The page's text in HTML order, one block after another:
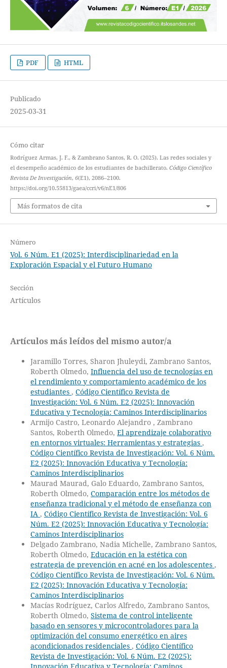
PDF HTML
Publicado
2025-03-31
Cómo citar
Rodríguez Armas, J. F., & Zambrano Santos, R. O. (2025). Las redes sociales y
el desempeño académico de los estudiantes de bachillerato. Código Científico
Revista De Investigación, 6(E1), 2086–2100.
https://doi.org/10.55813/gaea/ccri/v6/nE1/806
Más formatos de cita
Número
Vol. 6 Núm. E1 (2025): Interdisciplinariedad en la
Exploración Espacial y el Futuro Humano
Sección
Artículos
Artículos más leídos del mismo autor/a
Jaramillo Torres, Sharon Jhuleydi, Zambrano Santos,
Roberth Olmedo, Influencia del uso de tecnologías en
el rendimiento y comportamiento académico de los
estudiantes , Código Científico Revista de
Investigación: Vol. 6 Núm. E2 (2025): Innovación
Educativa y Tecnología: Caminos Interdisciplinarios
Armijo Castro, Leonardo Alejandro , Zambrano
Santos, Roberth Olmedo, El aprendizaje colaborativo
en entornos virtuales: Herramientas y estrategias ,
Código Científico Revista de Investigación: Vol. 6 Núm.
E2 (2025): Innovación Educativa y Tecnología:
Caminos Interdisciplinarios
Maurad Maurad, Galo Eduardo, Zambrano Santos,
Roberth Olmedo, Comparación entre los métodos de
enseñanza tradicional y el método de enseñanza con
IA , Código Científico Revista de Investigación: Vol. 6
Núm. E2 (2025): Innovación Educativa y Tecnología:
Caminos Interdisciplinarios
Delgado Zambrano, Nadia Michelle, Zambrano Santos,
Roberth Olmedo, Educación en la estética con
estrategia de prevención en acné en los adolescentes ,
Código Científico Revista de Investigación: Vol. 6 Núm.
E2 (2025): Innovación Educativa y Tecnología:
Caminos Interdisciplinarios
Macías Rodríguez, Carlos Alfredo, Zambrano Santos,
Roberth Olmedo, Sistema de control inteligente
basado en sensores y microcontroladores para la
optimización del consumo energético en aires
acondicionados residenciales , Código Científico
Revista de Investigación: Vol. 6 Núm. E2 (2025):